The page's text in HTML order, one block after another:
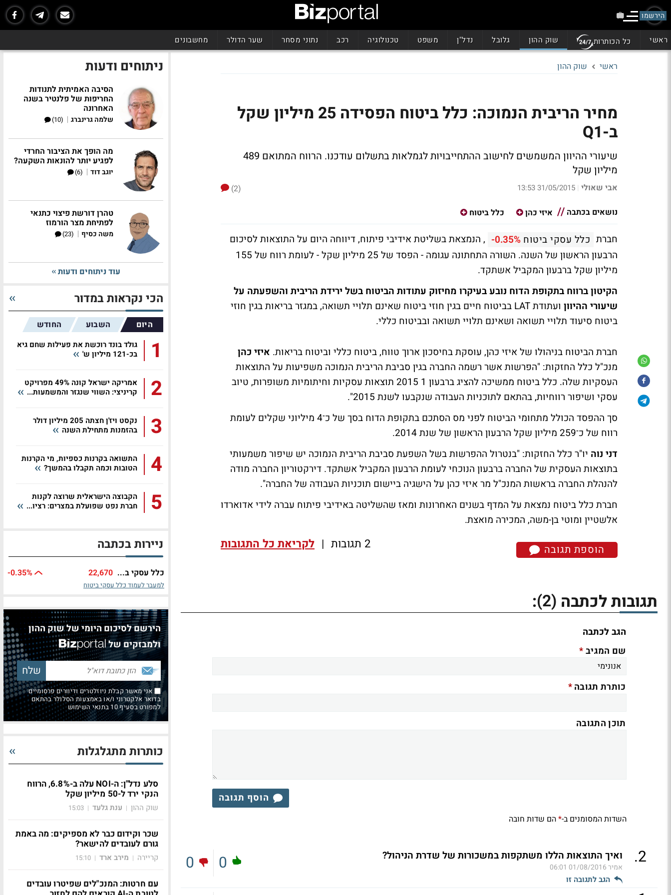
הירשמו
ראשי כל הכותרות שוק ההון גלובל נדל"ן משפט טכנולוגיה רכב נתוני מסחר שער הדולר מחשבונים
ראשי שוק ההון
מחיר הריבית הנמוכה: כלל ביטוח הפסידה 25 מיליון שקל
ב-Q1
שיעורי ההיוון המשמשים לחישוב ההתחייבויות לגמלאות בתשלום עודכנו. הרווח המתואם 489
מיליון שקל
אבי שאולי |
31/05/2015 13:53
(2)
נושאים בכתבה
איזי כהן כלל ביטוח
חברת כלל עסקי ביטוח -0.35% , הנמצאת בשליטת אידיבי פיתוח, דיווחה היום על התוצאות לסיכום
הרבעון הראשון של השנה. השורה התחתונה עגומה - הפסד של 25 מיליון שקל - לעומת רווח של 155
מיליון שקל ברבעון המקביל אשתקד.
הקיטון ברווח בתקופת הדוח נובע בעיקרו מחיזוק עתודות הביטוח בשל ירידת הריבית והשפעתה על
שיעורי ההיוון
ועתודת LAT בביטוח חיים בגין חוזי ביטוח שאינם תלויי תשואה, במגזר בריאות בגין חוזי
ביטוח סיעוד תלויי תשואה ושאינם תלויי תשואה ובביטוח כללי.
חברת הביטוח בניהולו של איזי כהן, עוסקת בחיסכון ארוך טווח, ביטוח כללי וביטוח בריאות. איזי כהן
מנכ"ל כלל החזקות: "הפרשות אשר רשמה החברה בגין סביבת הריבית הנמוכה משפיעות על התוצאות
העסקיות שלה. כלל ביטוח ממשיכה להציג ברבעון 1 2015 תוצאות עסקיות וחיתומיות משופרות, טיוב
עסקי ושיפור רווחיות, בהתאם לתוכניות העבודה שנקבעו לשנת 2015".
סך ההפסד הכולל מתחומי הביטוח לפני מס הסתכם בתקופת הדוח בסך של כ־4 מיליוני שקלים לעומת
רווח של כ־259 מיליון שקל הרבעון הראשון של שנת 2014.
דני נוה יו"ר כלל החזקות: "בנטרול ההפרשות בשל השפעת סביבת הריבית הנמוכה יש שיפור משמעותי
בתוצאות העסקית של החברה ברבעון הנוכחי לעומת הרבעון המקביל אשתקד. דירקטוריון החברה מודה
להנהלת החברה בראשות המנכ"ל מר איזי כהן על הישגיה ביישום תוכניות העבודה של החברה".
חברת כלל ביטוח נמצאת על המדף בשנים האחרונות ומאז שהשליטה באידיבי פיתוח עברה לידי אדוארדו
אלשטיין ומוטי בן-משה, המכירה מואצת.
הוספת תגובה 2 תגובות | לקריאת כל התגובות
תגובות לכתבה (2)
:
הגב לכתבה
שם המגיב*
כותרת תגובה*
תוכן התגובה
הוסף תגובה
השדות המסומנים ב-*הם שדות חובה
2
. ואיך התוצאות הללו משתקפות במשכורות של שדרת הניהול?
אמיר01/08/2016 06:01
הגב לתגובה זו
0
0
ניתוחים ודעות
הסיבה האמיתית לתנודות
החריפות של פלנטיר בשנה
האחרונה
שלמה גרינברג |
(10)
מה הופך את הציבור החרדי
לפגיע יותר להונאות השקעה?
יוגב דוד |
(6)
טהרן דורשת פיצוי כתנאי
לפתיחת מצר הורמוז
משה כסיף |
(23)
עוד ניתוחים ודעות
הכי נקראות במדור
היום השבוע החודש
1
גולד בונד רוכשת את פעילות שחם גיא
בכ-121 מיליון ש'
2
אמריקה ישראל קונה 49% מפרויקט
קריניצי: השווי שנגזר והמשמעות...
3
נקסט ויז'ן חצתה 205 מיליון דולר
בהזמנות מתחילת השנה
4
התשואה בקרנות כספיות, מי הקרנות
הטובות וכמה תקבלו בהמשך?
5
הקבוצה הישראלית שרוצה לקנות
חברת נפט שפועלת במצרים: רציו...
ניירות בכתבה
כלל עסקי ב... 22,670
-0.35%
למעבר לעמוד כלל עסקי ביטוח
הירשם לסיכום היומי של שוק ההון
ולמבזקים של
אני מאשר קבלת ניוזלטרים ודיוורים פרסומיים
בדואר אלקטרוני ו/או באמצעות הסלולר בהתאם
למפורט בסעיף 10 בתנאי השימוש
כותרות מתגלגלות
סלע נדל"ן: ה-NOI עלה ב-6.8%, הרווח
הנקי ירד ל-50 מיליון שקל
שוק ההון | ענת גלעד |
15:03
שכר וקידום כבר לא מספיקים: מה באמת
גורם לעובדים להישאר?
קריירה | מירב ארד |
15:10
עם חרטות: המנכ"לים שפיטרו עובדים